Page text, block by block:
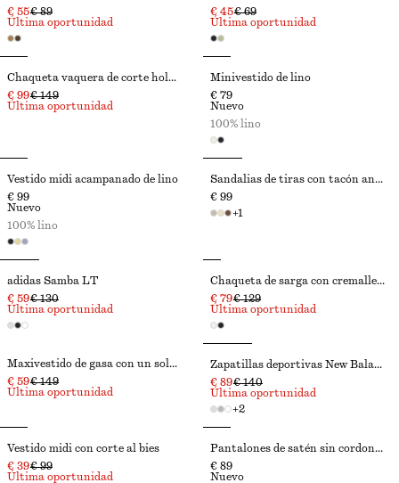
€ 55€ 89
Última oportunidad
€ 45€ 69
Última oportunidad
Chaqueta vaquera de corte holgado
€ 99€ 149
Última oportunidad
Minivestido de lino
€ 79
Nuevo
100% lino
Vestido midi acampanado de lino
€ 99
Nuevo
100% lino
Sandalias de tiras con tacón ancho
€ 99
+1
adidas Samba LT
€ 59€ 130
Última oportunidad
Chaqueta de sarga con cremallera
€ 79€ 129
Última oportunidad
Maxivestido de gasa con un solo hombro
€ 59€ 149
Última oportunidad
Zapatillas deportivas New Balance 204L
€ 89€ 140
+2
Última oportunidad
Vestido midi con corte al bies
€ 39€ 99
Última oportunidad
Pantalones de satén sin cordones
€ 89
Nuevo